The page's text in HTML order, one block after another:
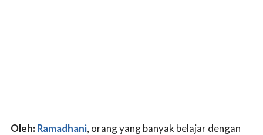
Oleh:Ramadhani, orang yang banyak belajar dengan